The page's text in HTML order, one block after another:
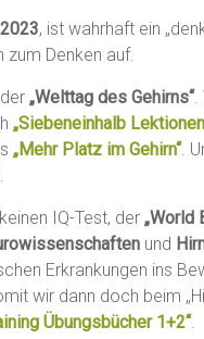
, ist wahrhaft ein
Denken auf.
„Welttag des Gehirns“.
„Siebeneinhalb
„Mehr Platz im Gehirn“.
IQ-Test, der „World
und
Erkrankungen ins
wir dann doch beim
Übungsbücher 1+2“.